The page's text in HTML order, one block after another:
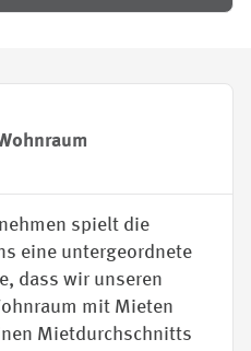
spielt die
eine untergeordnete
dass wir unseren
mit Mieten
Mietdurchschnitts